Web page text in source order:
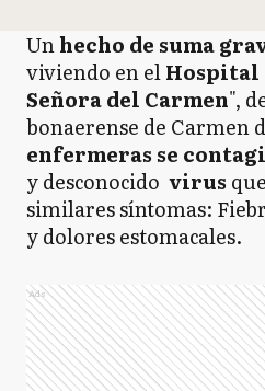
Unhecho de suma
viviendo en elHospital
Señora del Carmen",
bonaerense de Carmen
enfermeras se
y desconocido virus
similares síntomas:
y dolores estomacales.
Ads